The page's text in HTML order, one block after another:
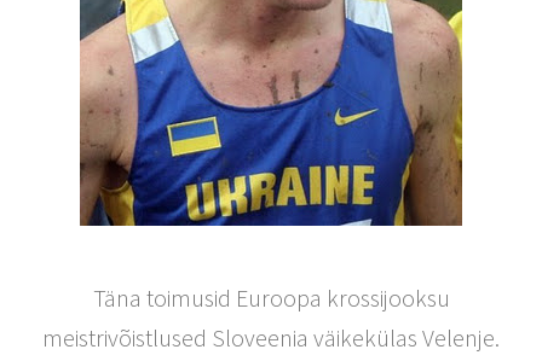
Täna toimusid Euroopa krossijooksu
meistrivõistlused Sloveenia väikekülas Velenje.